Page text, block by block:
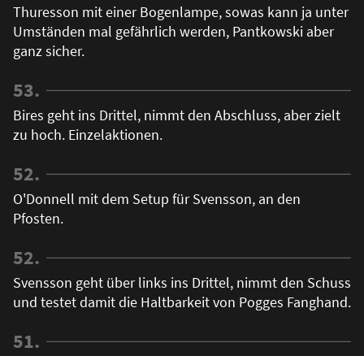
Thuresson mit einer Bogenlampe, sowas kann ja unter
Umständen mal gefährlich werden, Pantkowski aber
ganz sicher.
53.
Bires geht ins Drittel, nimmt den Abschluss, aber zielt
zu hoch. Einzelaktionen.
52.
O'Donnell mit dem Setup für Svensson, an den
Pfosten.
52.
Svensson geht über links ins Drittel, nimmt den Schuss
und testet damit die Haltbarkeit von Pogges Fanghand.
51.